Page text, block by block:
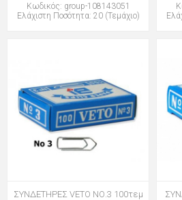
Κωδικός: group-108143051
Ελάχιστη Ποσότητα: 20 (Τεμάχιο)
ΣΥΝΔΕΤΗΡΕΣ VETO ΝΟ.3 100τεμ